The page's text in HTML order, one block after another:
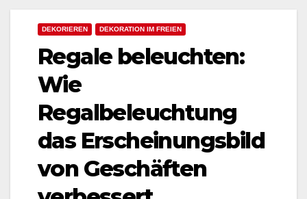
DEKORIEREN DEKORATION IM FREIEN
Regale beleuchten:
Wie
Regalbeleuchtung
das Erscheinungsbild
von Geschäften